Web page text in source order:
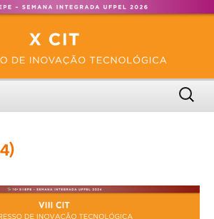
Tecnológica – UFPel
por: